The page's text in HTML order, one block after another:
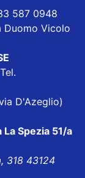
587 0948
Duomo Vicolo
D'Azeglio)
La Spezia 51/a
318 43124